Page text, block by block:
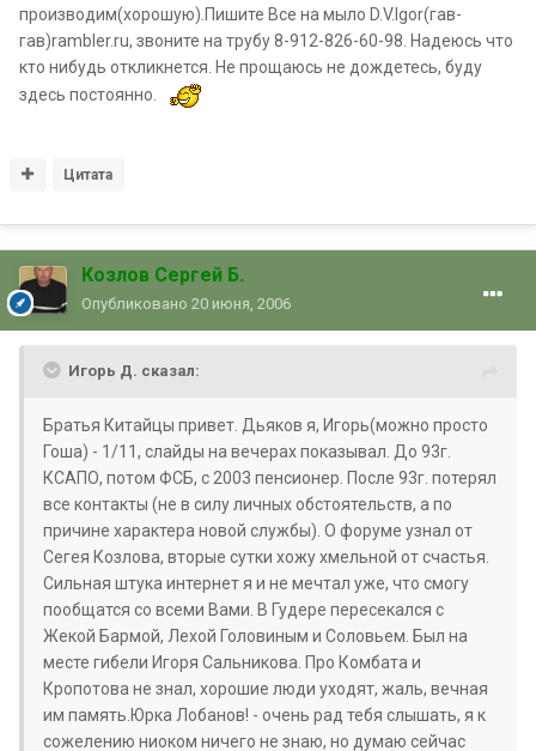
производим(хорошую).Пишите Все на мыло D.V.Igor(гав-
гав)rambler.ru, звоните на трубу 8-912-826-60-98. Надеюсь что
кто нибудь откликнется. Не прощаюсь не дождетесь, буду
здесь постоянно.
Цитата
Козлов Сергей Б.
Опубликовано 20 июня, 2006
Игорь Д. сказал:
Братья Китайцы привет. Дьяков я, Игорь(можно просто
Гоша) - 1/11, слайды на вечерах показывал. До 93г.
КСАПО, потом ФСБ, с 2003 пенсионер. После 93г. потерял
все контакты (не в силу личных обстоятельств, а по
причине характера новой службы). О форуме узнал от
Сегея Козлова, вторые сутки хожу хмельной от счастья.
Сильная штука интернет я и не мечтал уже, что смогу
пообщатся со всеми Вами. В Гудере пересекался с
Жекой Бармой, Лехой Головиным и Соловьем. Был на
месте гибели Игоря Сальникова. Про Комбата и
Кропотова не знал, хорошие люди уходят, жаль, вечная
им память.Юрка Лобанов! - очень рад тебя слышать, я к
сожелению ниоком ничего не знаю, но думаю сейчас